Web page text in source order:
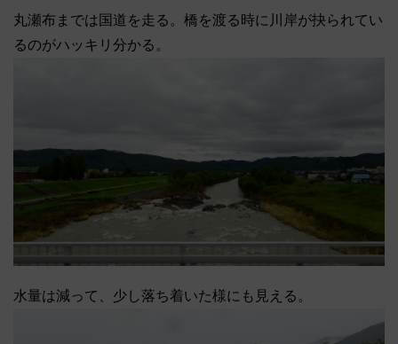
丸瀬布までは国道を走る。橋を渡る時に川岸が抉られてい
るのがハッキリ分かる。
水量は減って、少し落ち着いた様にも見える。